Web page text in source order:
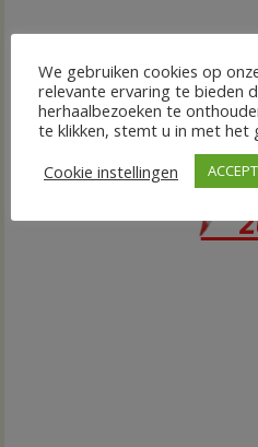
We gebruiken cookies op
relevante ervaring te bieden
herhaalbezoeken te
te klikken, stemt u in met het
Cookie instellingen